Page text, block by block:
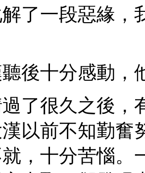
了一段惡緣，
十分感動，
很久之後，
以前不知勤奮
，十分苦惱。